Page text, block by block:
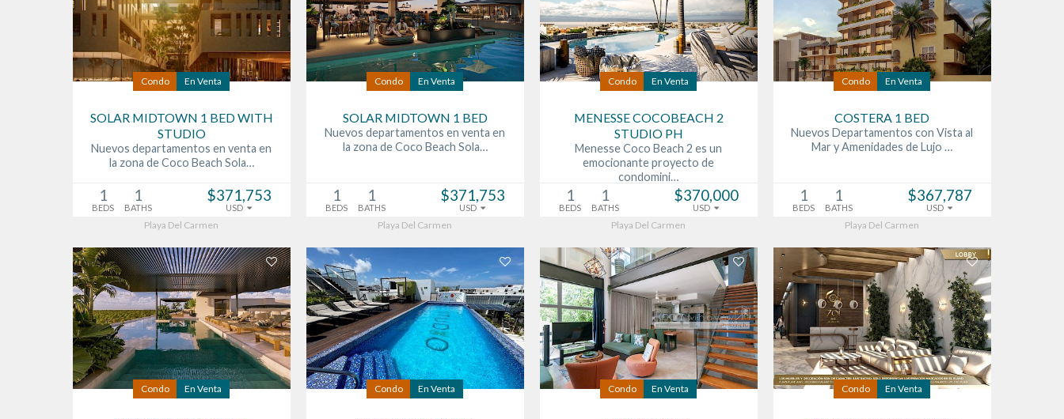
Condo En Venta
SOLAR MIDTOWN 1 BED WITH
STUDIO
Nuevos departamentos en venta en
la zona de Coco Beach Sola…
1
BEDS
1
BATHS
$371,753
USD
Playa Del Carmen
Condo En Venta
SOLAR MIDTOWN 1 BED
Nuevos departamentos en venta en
la zona de Coco Beach Sola…
1
BEDS
1
BATHS
$371,753
USD
Playa Del Carmen
Condo En Venta
MENESSE COCOBEACH 2
STUDIO PH
Menesse Coco Beach 2 es un
emocionante proyecto de
condomini…
1
BEDS
1
BATHS
$370,000
USD
Playa Del Carmen
Condo En Venta
COSTERA 1 BED
Nuevos Departamentos con Vista al
Mar y Amenidades de Lujo …
1
BEDS
1
BATHS
$367,787
USD
Playa Del Carmen
Condo En Venta Condo En Venta Condo En Venta Condo En Venta